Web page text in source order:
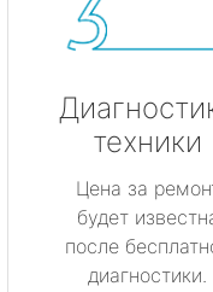
техники
Цена за
будет
после
диагностики.